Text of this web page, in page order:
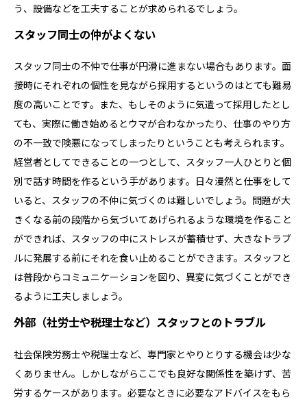
う、設備などを工夫することが求められるでしょう。
スタッフ同士の仲がよくない
スタッフ同士の不仲で仕事が円滑に進まない場合もあります。面
接時にそれぞれの個性を見ながら採用するというのはとても難易
度の高いことです。また、もしそのように気遣って採用したとし
ても、実際に働き始めるとウマが合わなかったり、仕事のやり方
の不一致で険悪になってしまったりということも考えられます。
経営者としてできることの一つとして、スタッフ一人ひとりと個
別で話す時間を作るという手があります。日々漫然と仕事をして
いると、スタッフの不仲に気づくのは難しいでしょう。問題が大
きくなる前の段階から気づいてあげられるような環境を作ること
ができれば、スタッフの中にストレスが蓄積せず、大きなトラブ
ルに発展する前にそれを食い止めることができます。スタッフと
は普段からコミュニケーションを図り、異変に気づくことができ
るように工夫しましょう。
外部（社労士や税理士など）スタッフとのトラブル
社会保険労務士や税理士など、専門家とやりとりする機会は少な
くありません。しかしながらここでも良好な関係性を築けず、苦
労するケースがあります。必要なときに必要なアドバイスをもら